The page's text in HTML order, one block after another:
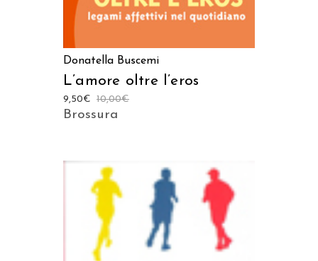
Donatella Buscemi
L’amore oltre l’eros
10,00€
9,50€
Brossura